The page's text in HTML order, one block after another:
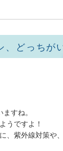
、どっちが
すね。
うですよ！
、紫外線対策や